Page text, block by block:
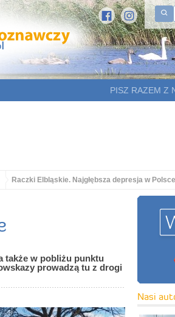
PISZ RAZEM Z
Raczki Elbląskie. Najgłębsza depresja w Polsce
także w pobliżu punktu
prowadzą tu z drogi
Nasi